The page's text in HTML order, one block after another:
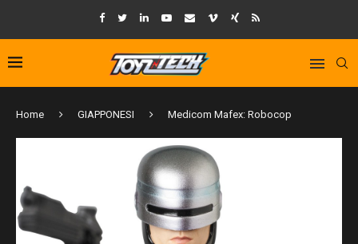
Home GIAPPONESI Medicom Mafex: Robocop